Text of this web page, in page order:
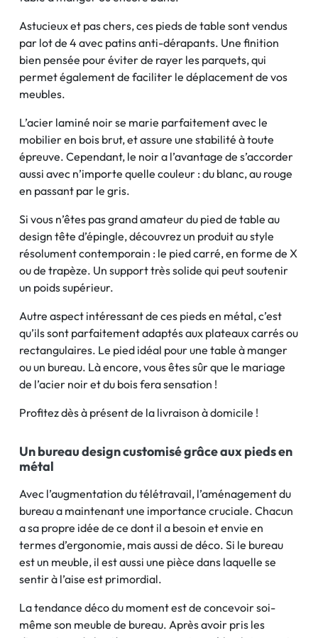
Astucieux et pas chers, ces pieds de table sont vendus
par lot de 4 avec patins anti-dérapants. Une finition
bien pensée pour éviter de rayer les parquets, qui
permet également de faciliter le déplacement de vos
meubles.
L’acier laminé noir se marie parfaitement avec le
mobilier en bois brut, et assure une stabilité à toute
épreuve. Cependant, le noir a l’avantage de s’accorder
aussi avec n’importe quelle couleur : du blanc, au rouge
en passant par le gris.
Si vous n’êtes pas grand amateur du pied de table au
design tête d’épingle, découvrez un produit au style
résolument contemporain : le pied carré, en forme de X
ou de trapèze. Un support très solide qui peut soutenir
un poids supérieur.
Autre aspect intéressant de ces pieds en métal, c’est
qu’ils sont parfaitement adaptés aux plateaux carrés ou
rectangulaires. Le pied idéal pour une table à manger
ou un bureau. Là encore, vous êtes sûr que le mariage
de l’acier noir et du bois fera sensation !
Profitez dès à présent de la livraison à domicile !
Un bureau design customisé grâce aux pieds en
métal
Avec l’augmentation du télétravail, l’aménagement du
bureau a maintenant une importance cruciale. Chacun
a sa propre idée de ce dont il a besoin et envie en
termes d’ergonomie, mais aussi de déco. Si le bureau
est un meuble, il est aussi une pièce dans laquelle se
sentir à l’aise est primordial.
La tendance déco du moment est de concevoir soi-
même son meuble de bureau. Après avoir pris les